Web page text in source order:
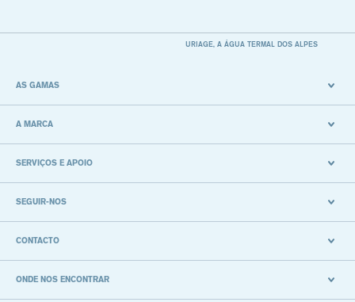
URIAGE, A ÁGUA TERMAL DOS ALPES
AS GAMAS
A MARCA
SERVIÇOS E APOIO
SEGUIR-NOS
CONTACTO
ONDE NOS ENCONTRAR